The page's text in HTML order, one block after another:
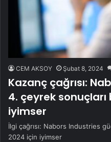
CEM AKSOY Şubat 8, 2024
Kazanç çağrısı:
4. çeyrek
iyimser
İlgi çağrısı: Nabors Industries
2024 için iyimser